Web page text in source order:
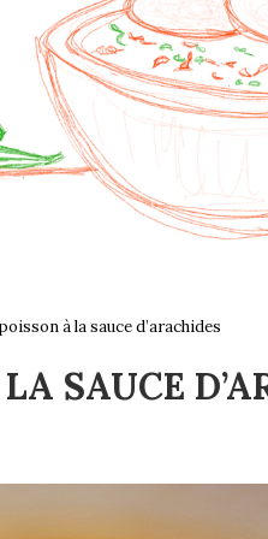
à la sauce d’arachides
SAUCE